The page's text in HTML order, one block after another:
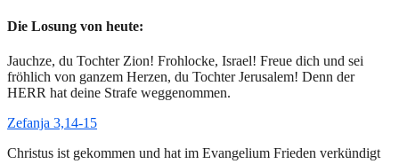
Die Losung von heute:
Jauchze, du Tochter Zion! Frohlocke, Israel! Freue dich und sei
fröhlich von ganzem Herzen, du Tochter Jerusalem! Denn der
HERR hat deine Strafe weggenommen.
Zefanja 3,14-15
Christus ist gekommen und hat im Evangelium Frieden verkündigt